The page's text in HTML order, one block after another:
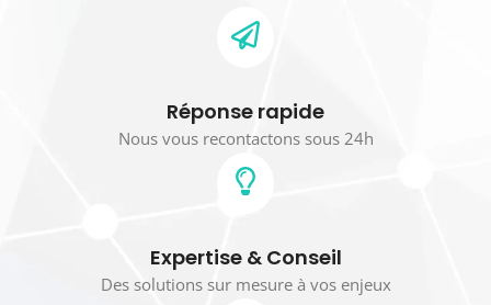
Réponse rapide
Nous vous recontactons sous 24h
Expertise & Conseil
Des solutions sur mesure à vos enjeux